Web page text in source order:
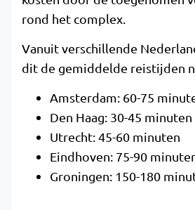
rond het complex.
Vanuit verschillende
dit de gemiddelde reistijden
Amsterdam: 60-75
Den Haag: 30-45 minuten
Utrecht: 45-60 minuten
Eindhoven: 75-90
Groningen: 150-180